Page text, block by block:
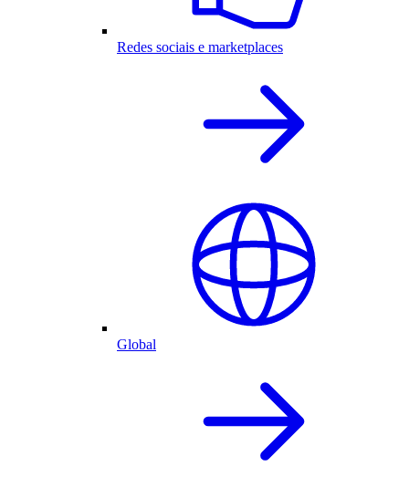
Redes sociais e marketplaces
Global